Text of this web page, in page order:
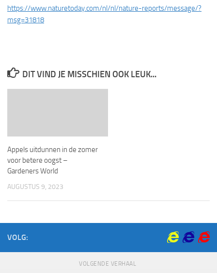
https://www.naturetoday.com/nl/nl/nature-reports/message/?
msg=31818
DIT VIND JE MISSCHIEN OOK LEUK...
Appels uitdunnen in de zomer
voor betere oogst –
Gardeners World
AUGUSTUS 9, 2023
VOLG:
VOLGENDE VERHAAL